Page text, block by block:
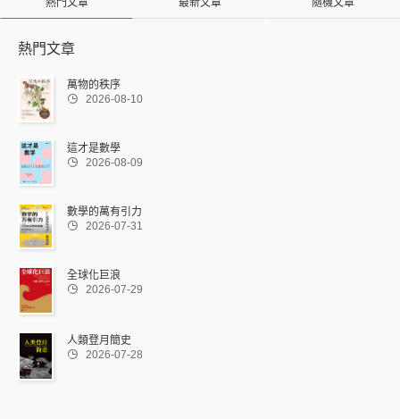
熱門文章 最新文章 隨機文章
熱門文章
萬物的秩序
 2026-08-10
這才是數學
 2026-08-09
數學的萬有引力
 2026-07-31
全球化巨浪
 2026-07-29
人類登月簡史
 2026-07-28